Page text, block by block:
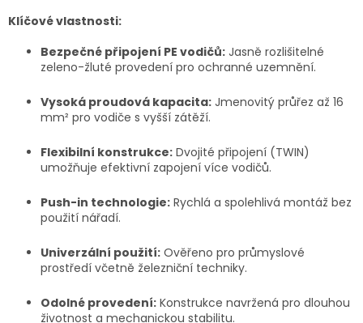
Klíčové vlastnosti:
Bezpečné připojení PE vodičů: Jasně rozlišitelné
zeleno-žluté provedení pro ochranné uzemnění.
Vysoká proudová kapacita: Jmenovitý průřez až 16
mm² pro vodiče s vyšší zátěží.
Flexibilní konstrukce: Dvojité připojení (TWIN)
umožňuje efektivní zapojení více vodičů.
Push-in technologie: Rychlá a spolehlivá montáž bez
použití nářadí.
Univerzální použití: Ověřeno pro průmyslové
prostředí včetně železniční techniky.
Odolné provedení: Konstrukce navržená pro dlouhou
životnost a mechanickou stabilitu.